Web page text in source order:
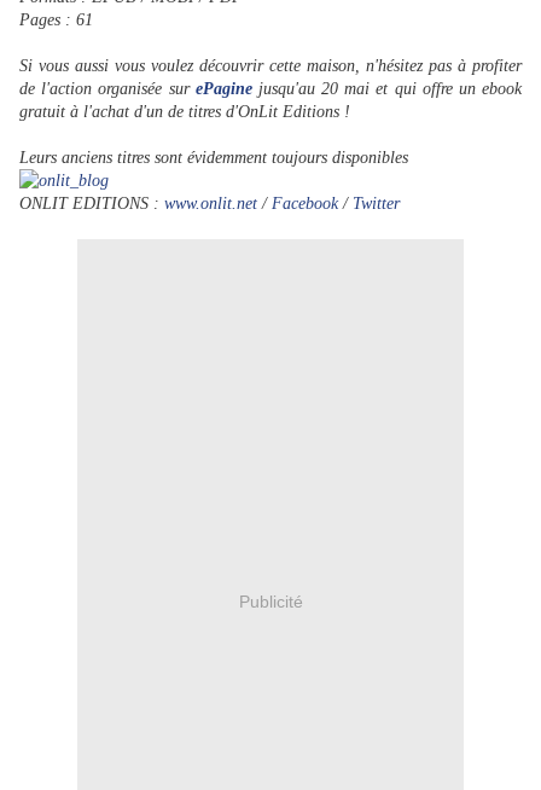
Pages : 61
Si vous aussi vous voulez découvrir cette maison, n'hésitez pas à profiter
de l'action organisée sur ePaginejusqu'au 20 mai et qui offre un ebook
gratuit à l'achat d'un de titres d'OnLit Editions !
Leurs anciens titres sont évidemment toujours disponibles
ONLIT EDITIONS : www.onlit.net / Facebook/ Twitter
Publicité